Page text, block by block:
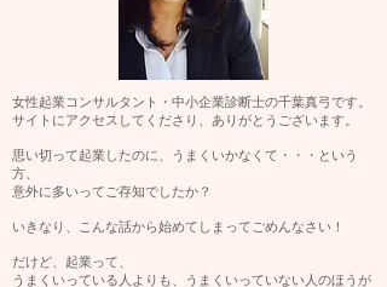
女性起業コンサルタント・中小企業診断士の千葉真弓です。
​サイトにアクセスしてくださり、ありがとうございます。
思い切って起業したのに、うまくいかなくて・・・という
方、
意外に多いってご存知でしたか？
いきなり、こんな話から始めてしまってごめんなさい！
だけど、起業って、
うまくいっている人よりも、うまくいっていない人のほうが